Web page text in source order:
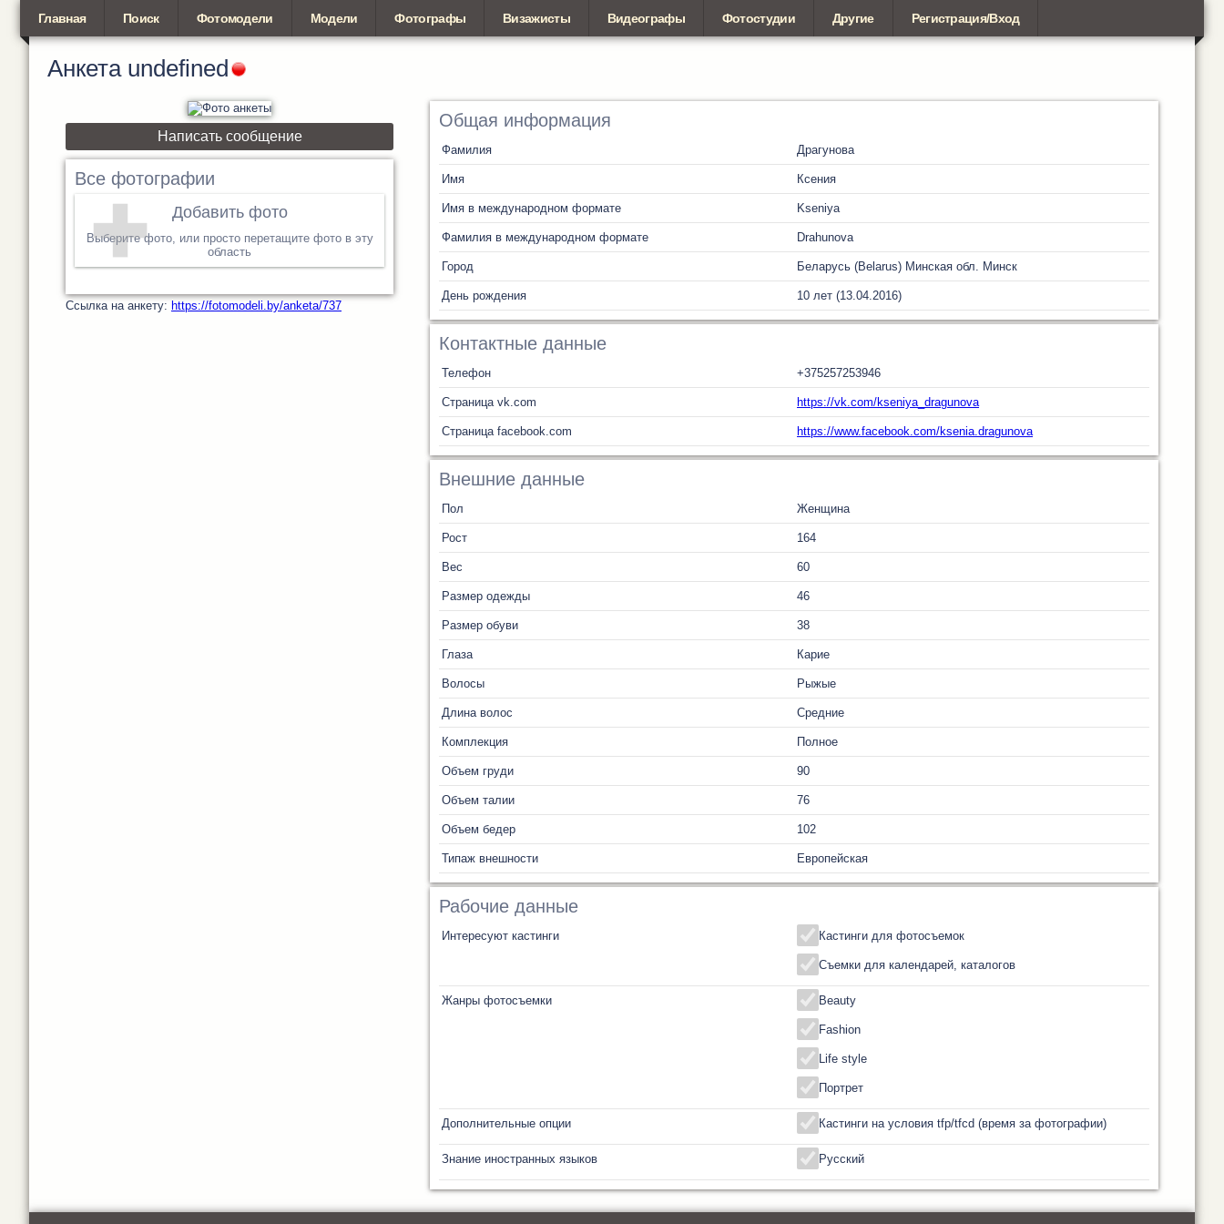
Главная Поиск Фотомодели Модели Фотографы Визажисты Видеографы Фотостудии Другие Регистрация/Вход
Анкета undefined
Написать сообщение
Все фотографии
Добавить фото
Выберите фото, или просто перетащите фото в эту
область
Cсылка на анкету: https://fotomodeli.by/anketa/737
Общая информация
Фамилия Драгунова
Имя Ксения
Имя в международном формате Kseniya
Фамилия в международном формате Drahunova
Город Беларусь (Belarus) Минская обл. Минск
День рождения 10 лет (13.04.2016)
Контактные данные
Телефон +375257253946
Страница vk.com https://vk.com/kseniya_dragunova
Страница facebook.com https://www.facebook.com/ksenia.dragunova
Внешние данные
Пол Женщина
Рост 164
Вес 60
Размер одежды 46
Размер обуви 38
Глаза Карие
Волосы Рыжые
Длина волос Средние
Комплекция Полное
Объем груди 90
Объем талии 76
Объем бедер 102
Типаж внешности Европейская
Рабочие данные
Интересуют кастинги Кастинги для фотосъемок
Съемки для календарей, каталогов
Жанры фотосъемки Beauty
Fashion
Life style
Портрет
Дополнительные опции Кастинги на условия tfp/tfcd (время за фотографии)
Знание иностранных языков Русский